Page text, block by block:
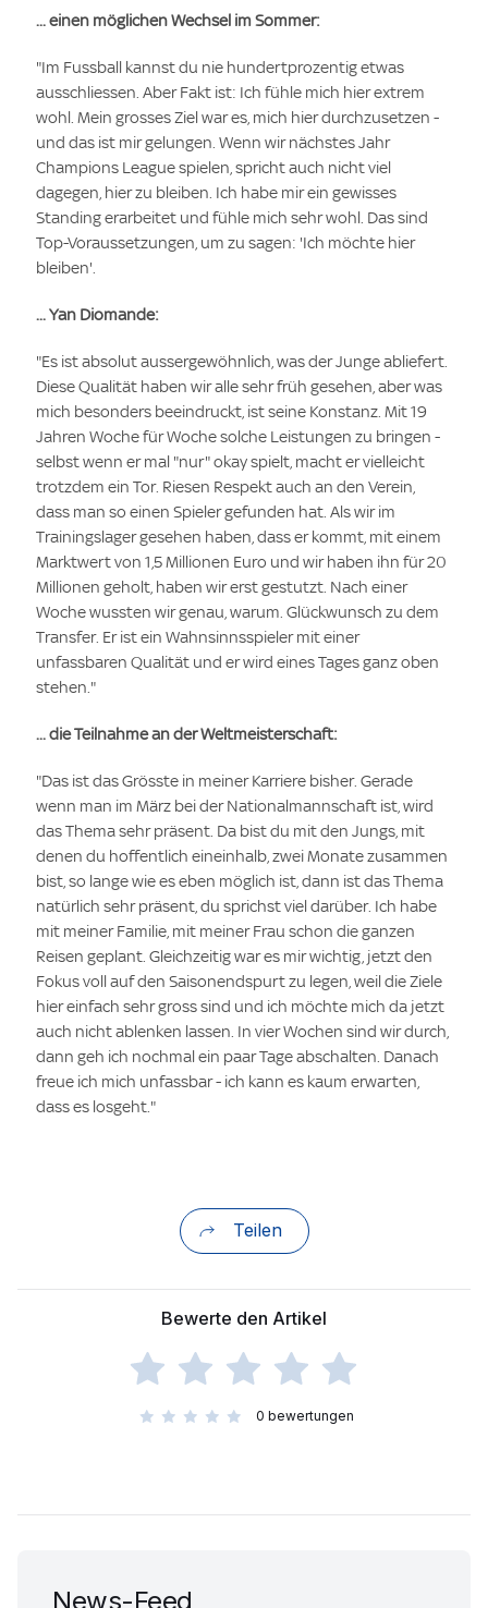
... einen möglichen Wechsel im Sommer:
"Im Fussball kannst du nie hundertprozentig etwas
ausschliessen. Aber Fakt ist: Ich fühle mich hier extrem
wohl. Mein grosses Ziel war es, mich hier durchzusetzen -
und das ist mir gelungen. Wenn wir nächstes Jahr
Champions League spielen, spricht auch nicht viel
dagegen, hier zu bleiben. Ich habe mir ein gewisses
Standing erarbeitet und fühle mich sehr wohl. Das sind
Top-Voraussetzungen, um zu sagen: 'Ich möchte hier
bleiben'.
... Yan Diomande:
"Es ist absolut aussergewöhnlich, was der Junge abliefert.
Diese Qualität haben wir alle sehr früh gesehen, aber was
mich besonders beeindruckt, ist seine Konstanz. Mit 19
Jahren Woche für Woche solche Leistungen zu bringen -
selbst wenn er mal "nur" okay spielt, macht er vielleicht
trotzdem ein Tor. Riesen Respekt auch an den Verein,
dass man so einen Spieler gefunden hat. Als wir im
Trainingslager gesehen haben, dass er kommt, mit einem
Marktwert von 1,5 Millionen Euro und wir haben ihn für 20
Millionen geholt, haben wir erst gestutzt. Nach einer
Woche wussten wir genau, warum. Glückwunsch zu dem
Transfer. Er ist ein Wahnsinnsspieler mit einer
unfassbaren Qualität und er wird eines Tages ganz oben
stehen."
... die Teilnahme an der Weltmeisterschaft:
"Das ist das Grösste in meiner Karriere bisher. Gerade
wenn man im März bei der Nationalmannschaft ist, wird
das Thema sehr präsent. Da bist du mit den Jungs, mit
denen du hoffentlich eineinhalb, zwei Monate zusammen
bist, so lange wie es eben möglich ist, dann ist das Thema
natürlich sehr präsent, du sprichst viel darüber. Ich habe
mit meiner Familie, mit meiner Frau schon die ganzen
Reisen geplant. Gleichzeitig war es mir wichtig, jetzt den
Fokus voll auf den Saisonendspurt zu legen, weil die Ziele
hier einfach sehr gross sind und ich möchte mich da jetzt
auch nicht ablenken lassen. In vier Wochen sind wir durch,
dann geh ich nochmal ein paar Tage abschalten. Danach
freue ich mich unfassbar - ich kann es kaum erwarten,
dass es losgeht."
Teilen
Bewerte den Artikel
0 bewertungen
News-Feed